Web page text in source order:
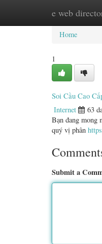
e webHome
Home
1
Soi Cầu Cao
Internet 63
Bạn đang mong
quý vị phân
Submit a